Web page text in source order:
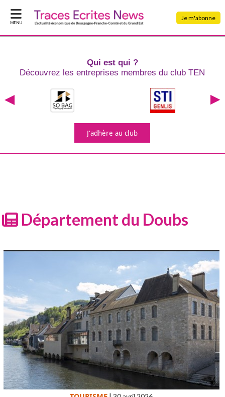
MENU
Je m'abonne
Qui est qui ?
Découvrez les entreprises membres du club TEN
J'adhèreau club
Département du Doubs